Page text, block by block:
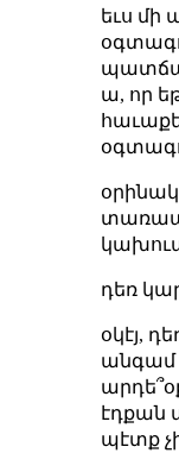
եւս մի
ա, որ
դեռ
օկէյ,
անգամ
էդքան
պէտք